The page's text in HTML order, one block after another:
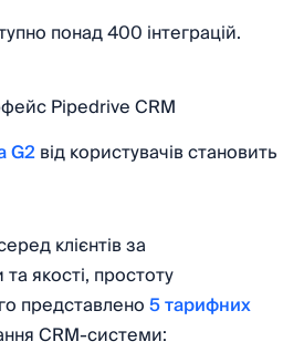
понад 400 інтеграцій.
G2від користувачів становить
клієнтів за
якості, простоту
представлено5 тарифних
CRM-системи: